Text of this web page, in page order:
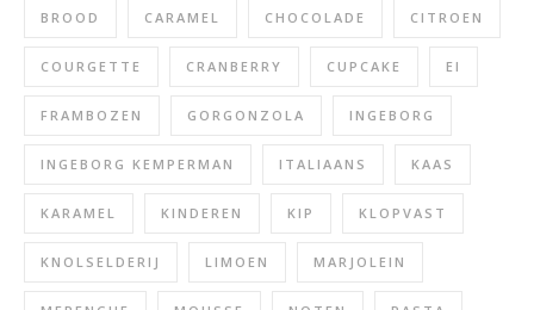
BROOD CARAMEL CHOCOLADE CITROEN
COURGETTE CRANBERRY CUPCAKE EI
FRAMBOZEN GORGONZOLA INGEBORG
INGEBORG KEMPERMAN ITALIAANS KAAS
KARAMEL KINDEREN KIP KLOPVAST
KNOLSELDERIJ LIMOEN MARJOLEIN